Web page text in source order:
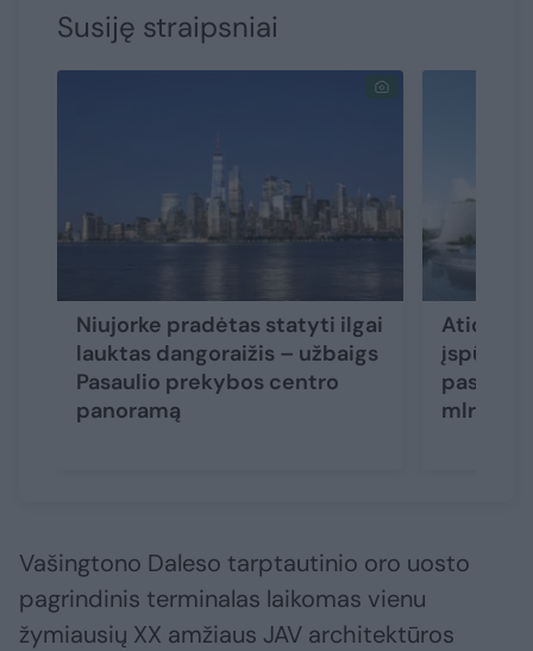
Susiję straipsniai
Niujorke pradėtas statyti ilgai
lauktas dangoraižis – užbaigs
Pasaulio prekybos centro
panoramą
mlrd.
Vašingtono Daleso tarptautinio oro uosto
pagrindinis terminalas laikomas vienu
žymiausių XX amžiaus JAV architektūros